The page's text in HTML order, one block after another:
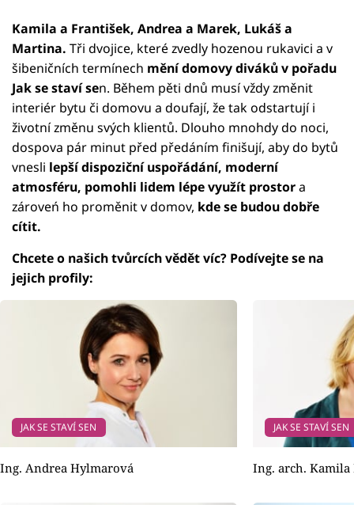
Kamila a František, Andrea a Marek, Lukáš a
Martina. Tři dvojice, které zvedly hozenou rukavici a v
šibeničních termínech mění domovy diváků v pořadu
Jak se staví sen. Během pěti dnů musí vždy změnit
interiér bytu či domovu a doufají, že tak odstartují i
životní změnu svých klientů. Dlouho mnohdy do noci,
dospova pár minut před předáním finišují, aby do bytů
vnesli lepší dispoziční uspořádání, moderní
atmosféru, pomohli lidem lépe využít prostora
zároveń ho proměnit v domov, kde se budou dobře
cítit.
Chcete o našich tvůrcích vědět víc? Podívejte se na
jejich profily:
JAK SE STAVÍ SEN
Ing. Andrea Hylmarová
JAK SE STAVÍ SEN
Ing. arch. Kamila